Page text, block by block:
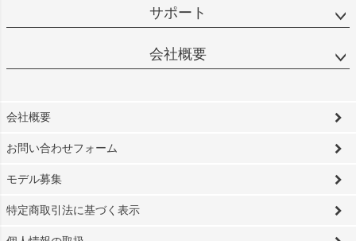
サポート
会社概要
会社概要
お問い合わせフォーム
モデル募集
特定商取引法に基づく表示